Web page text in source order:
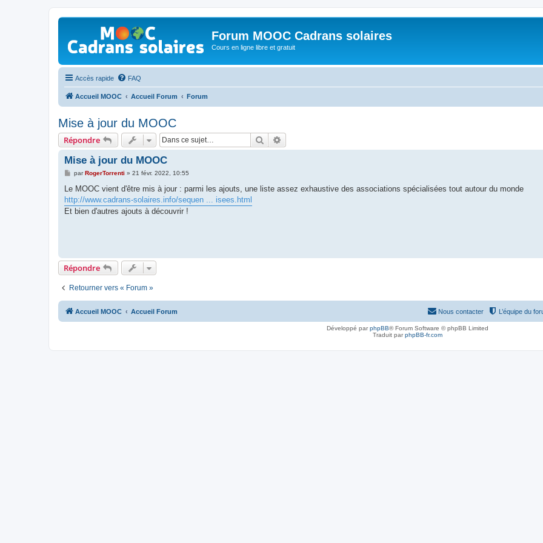
Forum MOOC Cadrans solaires
Cours en ligne libre et gratuit
Accès rapide FAQ
Accueil MOOC Accueil Forum Forum
Mise à jour du MOOC
Répondre Rechercher
Mise à jour du MOOC
M
s
a
g
e
parRogerTorrenti » 21 févr. 2022, 10:55
Le MOOC vient d'être mis à jour : parmi les ajouts, une liste assez exhaustive des associations spécialisées tout autour du monde
http://www.cadrans-solaires.info/sequen ... isees.html
Et bien d'autres ajouts à découvrir !
Répondre
Retourner vers « Forum »
Accueil MOOC Accueil Forum L’équipe du
Nous contacter
Développé parphpBB® Forum Software © phpBB Limited
Traduit parphpBB-fr.com